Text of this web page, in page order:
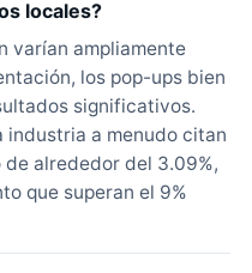
locales?
varían ampliamente
los pop-ups bien
significativos.
industria a menudo citan
alrededor del 3.09%,
que superan el 9%